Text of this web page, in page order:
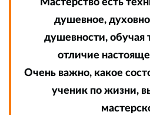
душевное,
душевности, обучая
отличие
Очень важно, какое
ученик по жизни,